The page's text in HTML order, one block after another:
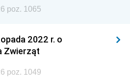
poz. 1065
2022 r. o
Zwierząt
poz. 1049